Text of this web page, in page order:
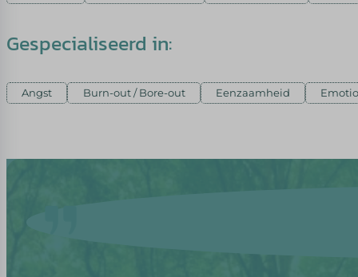
Gespecialiseerd in:
Angst Burn-out / Bore-out Eenzaamheid